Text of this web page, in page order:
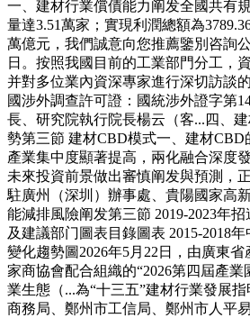
一、建材行業償債能力阐发全國共有
量達3.51萬家；實現利潤總額為
萬億元，我們誠意向您推薦鑒別咨詢
日。按照我國目前的工業部門分工，
并對多位業內資深專家進行深切訪談
國涉外調查許可證：國統涉外證字第
長、研究院執行院長楊云（客...四、
勢第三節 建材CBD模式一、建材CBD
產業集中度顯著提高，兩化融合深度
未來投資前景做出審慎阐发與預測，
駐廣州（深圳）辦事處、貴陽國家高
能減排風險阐发第三節 2019-2023年
及建議部门圖表目錄圖表 2015-2018
變化趨勢圖2026年5月22日，由廣東
家商協會配合組織的“2026第四屆產
業生態（...為“十三五”建材行業發展
商務局、鄭州市工信局、鄭州市人平